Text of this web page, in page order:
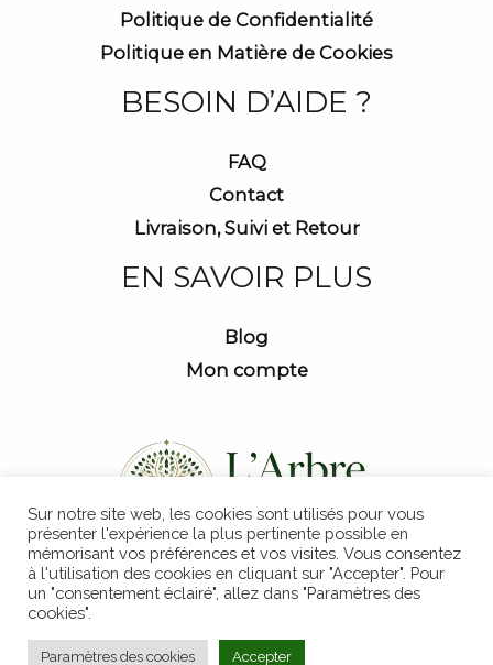
Politique de Confidentialité
Politique en Matière de Cookies
BESOIN D’AIDE ?
FAQ
Contact
Livraison, Suivi et Retour
EN SAVOIR PLUS
Blog
Mon compte
Copyright © 2026 L'Arbre Magique
Sur notre site web, les cookies sont utilisés pour vous
présenter l'expérience la plus pertinente possible en
mémorisant vos préférences et vos visites. Vous consentez
à l'utilisation des cookies en cliquant sur "Accepter". Pour
un "consentement éclairé", allez dans "Paramètres des
cookies".
Paramètres des cookies Accepter